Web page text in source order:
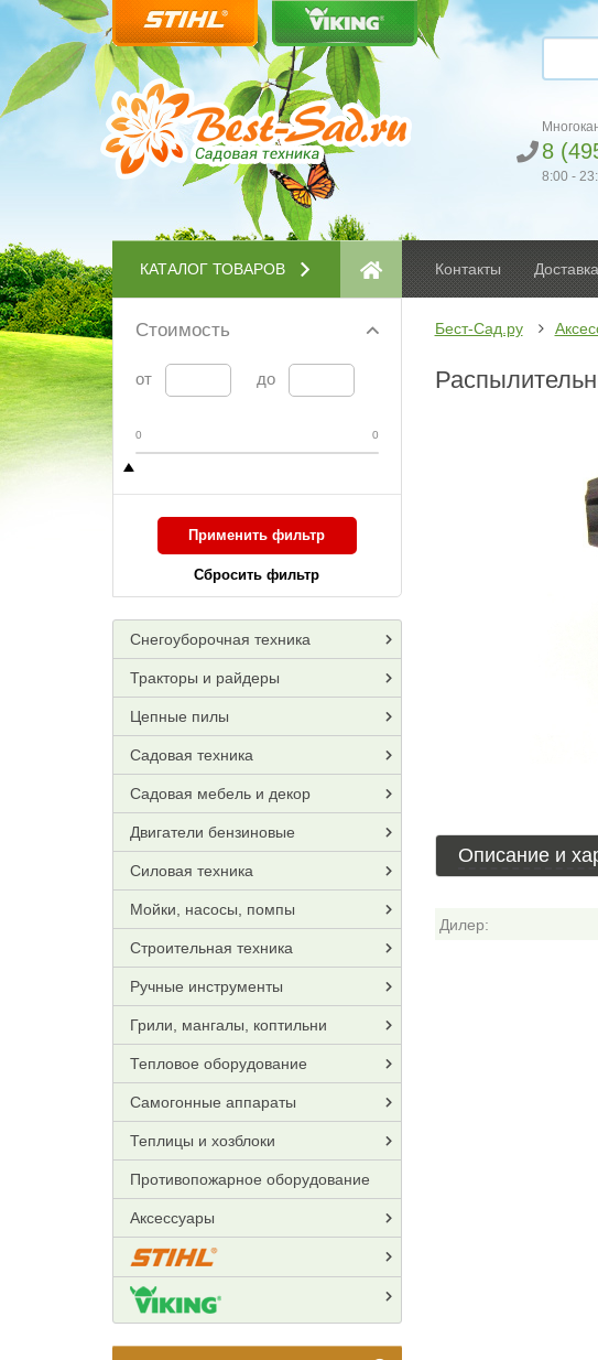
8
8:00 -
КАТАЛОГ ТОВАРОВ Контакты
Стоимость
от до
0 0
Применить фильтр
Сбросить фильтр
Снегоуборочная техника
Тракторы и райдеры
Цепные пилы
Садовая техника
Садовая мебель и декор
Двигатели бензиновые
Силовая техника
Мойки, насосы, помпы
Строительная техника
Ручные инструменты
Грили, мангалы, коптильни
Тепловое оборудование
Самогонные аппараты
Теплицы и хозблоки
Противопожарное оборудование
Аксессуары
Бест-Сад.ру
Описание и
Дилер: